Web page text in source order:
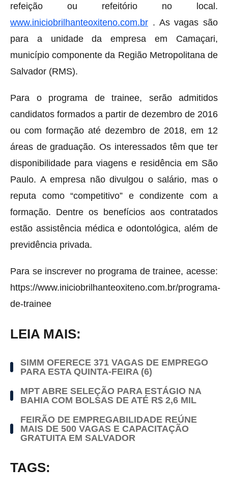
refeição ou refeitório no local.
www.iniciobrilhanteoxiteno.com.br . As vagas são
para a unidade da empresa em Camaçari,
município componente da Região Metropolitana de
Salvador (RMS).
Para o programa de trainee, serão admitidos
candidatos formados a partir de dezembro de 2016
ou com formação até dezembro de 2018, em 12
áreas de graduação. Os interessados têm que ter
disponibilidade para viagens e residência em São
Paulo. A empresa não divulgou o salário, mas o
reputa como “competitivo” e condizente com a
formação. Dentre os benefícios aos contratados
estão assistência médica e odontológica, além de
previdência privada.
Para se inscrever no programa de trainee, acesse:
https://www.iniciobrilhanteoxiteno.com.br/programa-
de-trainee
LEIA MAIS:
SIMM OFERECE 371 VAGAS DE EMPREGO
PARA ESTA QUINTA-FEIRA (6)
MPT ABRE SELEÇÃO PARA ESTÁGIO NA
BAHIA COM BOLSAS DE ATÉ R$ 2,6 MIL
FEIRÃO DE EMPREGABILIDADE REÚNE
MAIS DE 500 VAGAS E CAPACITAÇÃO
GRATUITA EM SALVADOR
TAGS: